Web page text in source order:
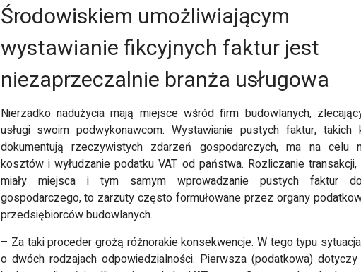
Środowiskiem umożliwiającym
wystawianie fikcyjnych faktur jest
niezaprzeczalnie branża usługowa
Nierzadko nadużycia mają miejsce wśród firm budowlanych,
usługi swoim podwykonawcom. Wystawianie pustych faktur, takich
dokumentują rzeczywistych zdarzeń gospodarczych, ma na celu
kosztów i wyłudzanie podatku VAT od państwa. Rozliczanie
miały miejsca i tym samym wprowadzanie pustych faktur
gospodarczego, to zarzuty często formułowane przez organy
przedsiębiorców budowlanych.
– Za taki proceder grożą różnorakie konsekwencje. W tego typu
o dwóch rodzajach odpowiedzialności. Pierwsza (podatkowa)